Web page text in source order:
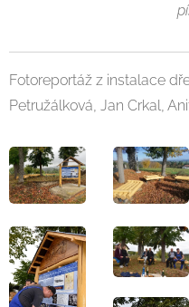
Fotoreportáž z instalace
Petružálková, Jan Crkal,